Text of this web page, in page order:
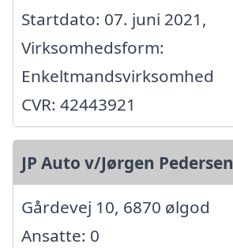
Startdato: 07. juni 2021,
Virksomhedsform:
Enkeltmandsvirksomhed
CVR: 42443921
JP Auto v/Jørgen Pedersen
Gårdevej 10, 6870 ølgod
Ansatte: 0